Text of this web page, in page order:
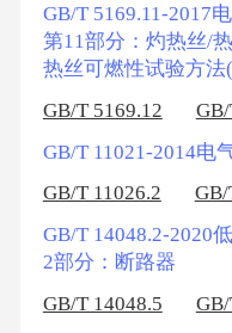
GB/T 5169.11-2017
第11部分：灼热丝/
热丝可燃性试验方法
GB/T 5169.12
GB/T 11021-2014电
GB/T 11026.2
GB/
GB/T 14048.2-2020
2部分：断路器
GB/T 14048.5